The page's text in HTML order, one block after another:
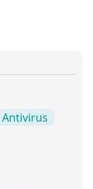
Antivirus